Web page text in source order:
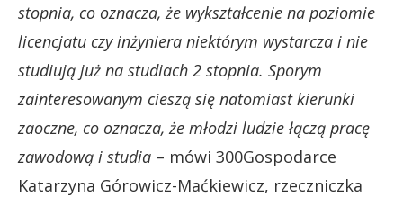
stopnia, co oznacza, że wykształcenie na poziomie
licencjatu czy inżyniera niektórym wystarcza i nie
studiują już na studiach 2 stopnia. Sporym
zainteresowanym cieszą się natomiast kierunki
zaoczne, co oznacza, że młodzi ludzie łączą pracę
zawodową i studia – mówi 300Gospodarce
Katarzyna Górowicz-Maćkiewicz, rzeczniczka